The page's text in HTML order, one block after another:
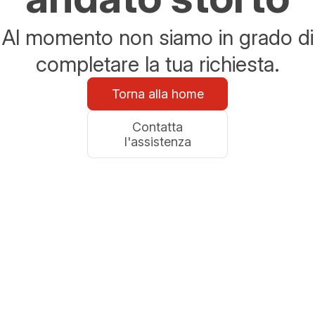
Al momento non siamo in grado di
completare la tua richiesta.
Torna alla home
Contatta
l'assistenza